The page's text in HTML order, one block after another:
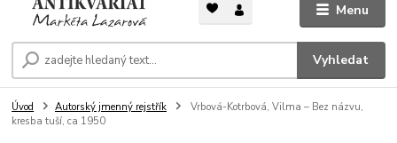
Menu
Vyhledat
Úvod Autorský jmenný rejstřík
Vrbová-Kotrbová, Vilma – Bez názvu,
kresba tuší, ca 1950